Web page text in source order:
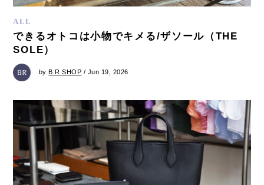
ALL
できるオトコは小物でキメる/ザソール（THE
SOLE）
byB.R.SHOP / Jun 19, 2026